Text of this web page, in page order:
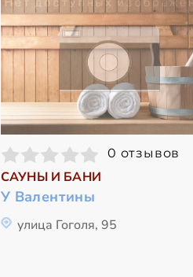
0 отзывов
САУНЫ И БАНИ
У Валентины
улица Гоголя, 95